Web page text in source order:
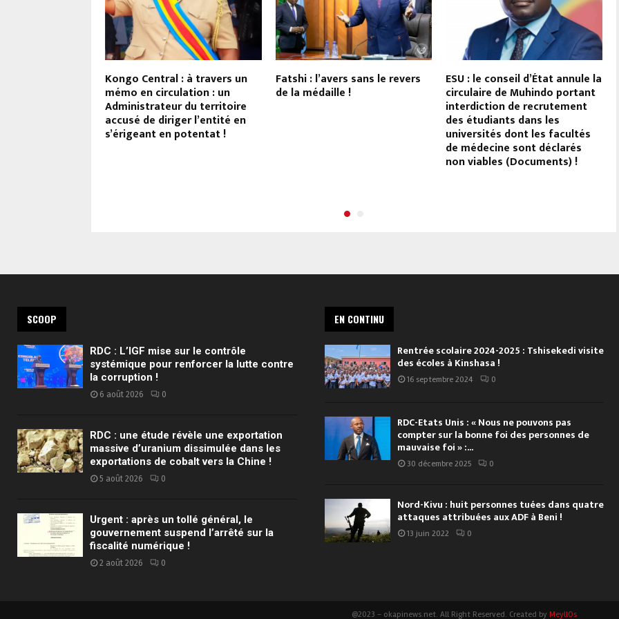
Kongo Central : à travers un
mémo en circulation : un
Administrateur du territoire
accusé de diriger l’entité en
s’érigeant en potentat !
Fatshi : l’avers sans le revers
de la médaille !
ESU : le conseil d’État annule la
circulaire de Muhindo portant
interdiction de recrutement
des étudiants dans les
universités dont les facultés
de médecine sont déclarés
non viables (Documents) !
SCOOP
RDC : L’IGF mise sur le contrôle
systémique pour renforcer la lutte contre
la corruption !
6 août 2026 0
RDC : une étude révèle une exportation
massive d’uranium dissimulée dans les
exportations de cobalt vers la Chine !
5 août 2026 0
Urgent : après un tollé général, le
gouvernement suspend l’arrêté sur la
fiscalité numérique !
2 août 2026 0
EN CONTINU
Rentrée scolaire 2024-2025 : Tshisekedi visite
des écoles à Kinshasa !
16 septembre 2024 0
RDC-Etats Unis : « Nous ne pouvons pas
compter sur la bonne foi des personnes de
mauvaise foi » :...
30 décembre 2025 0
Nord-Kivu : huit personnes tuées dans quatre
attaques attribuées aux ADF à Beni !
13 juin 2022 0
@2023 - okapinews.net. All Right Reserved. Created by MeyllOs